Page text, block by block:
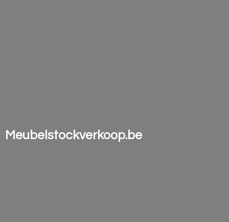
Meubelstockverkoop.be